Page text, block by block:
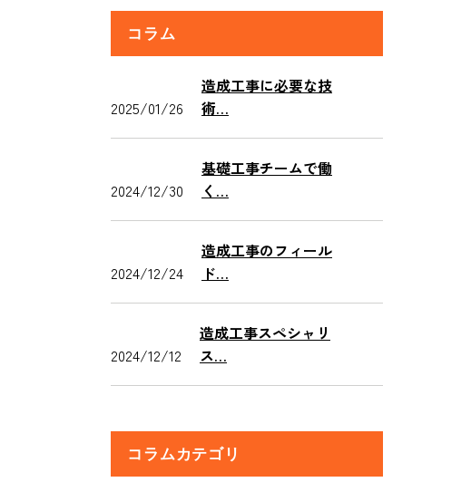
コラム
2025/01/26
造成工事に必要な技
術…
2024/12/30
基礎工事チームで働
く…
2024/12/24
造成工事のフィール
ド…
2024/12/12
造成工事スペシャリ
ス…
コラムカテゴリ